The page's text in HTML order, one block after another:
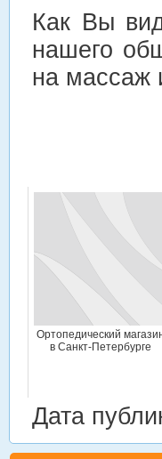
Как Вы
нашего
на массаж
Ортопедический
в Санкт-Петербурге
Дата